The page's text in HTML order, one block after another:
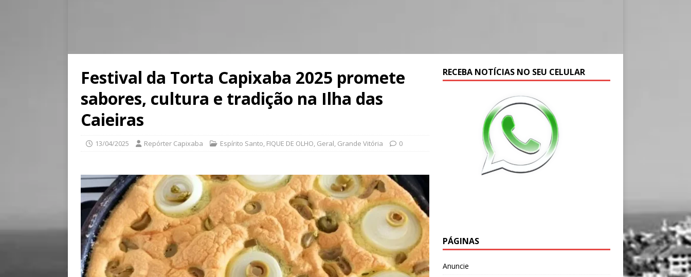
Festival da Torta Capixaba 2025 promete
sabores, cultura e tradição na Ilha das
Caieiras
13/04/2025 Repórter Capixaba Espírito Santo, FIQUE DE OLHO, Geral, Grande Vitória 0
RECEBA NOTÍCIAS NO SEU CELULAR
PÁGINAS
Anuncie